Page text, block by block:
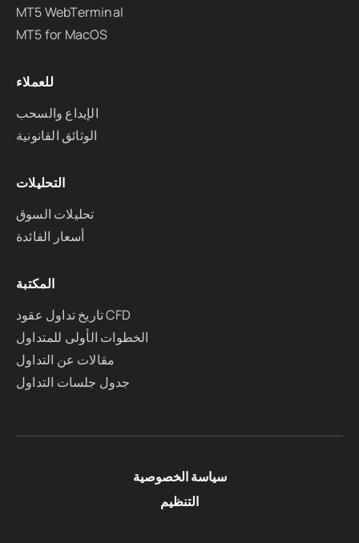
MT5 WebTerminal
MT5 for MacOS
للعملاء
الإيداع والسحب
الوثائق القانونية
التحليلات
تحليلات السوق
أسعار الفائدة
المكتبة
تاريخ تداول عقود CFD
الخطوات الأولى للمتداول
مقالات عن التداول
جدول جلسات التداول
سياسة الخصوصية
التنظيم